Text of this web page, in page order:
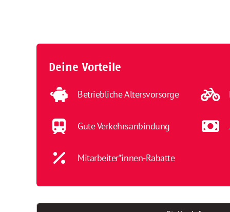
Deine Vorteile
Betriebliche Altersvorsorge
Gute Verkehrsanbindung
Mitarbeiter*innen-Rabatte